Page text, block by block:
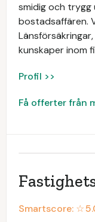
smidig och trygg
bostadsaffären.
kunskaper inom
Profil >>
Få offerter från
Smartscore: ☆